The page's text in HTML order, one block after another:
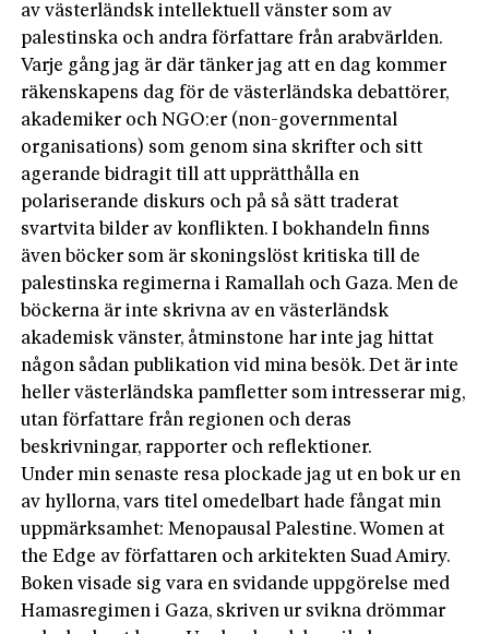
av västerländsk intellektuell vänster som av
palestinska och andra författare från arabvärlden.
Varje gång jag är där tänker jag att en dag kommer
räkenskapens dag för de västerländska debattörer,
akademiker och NGO:er (non-governmental
organisations) som genom sina skrifter och sitt
agerande bidragit till att upprätthålla en
polariserande diskurs och på så sätt traderat
svartvita bilder av konflikten. I bokhandeln finns
även böcker som är skoningslöst kritiska till de
palestinska regimerna i Ramallah och Gaza. Men de
böckerna är inte skrivna av en västerländsk
akademisk vänster, åtminstone har inte jag hittat
någon sådan publikation vid mina besök. Det är inte
heller västerländska pamfletter som intresserar mig,
utan författare från regionen och deras
beskrivningar, rapporter och reflektioner.
Under min senaste resa plockade jag ut en bok ur en
av hyllorna, vars titel omedelbart hade fångat min
uppmärksamhet: Menopausal Palestine. Women at
the Edge av författaren och arkitekten Suad Amiry.
Boken visade sig vara en svidande uppgörelse med
Hamasregimen i Gaza, skriven ur svikna drömmar